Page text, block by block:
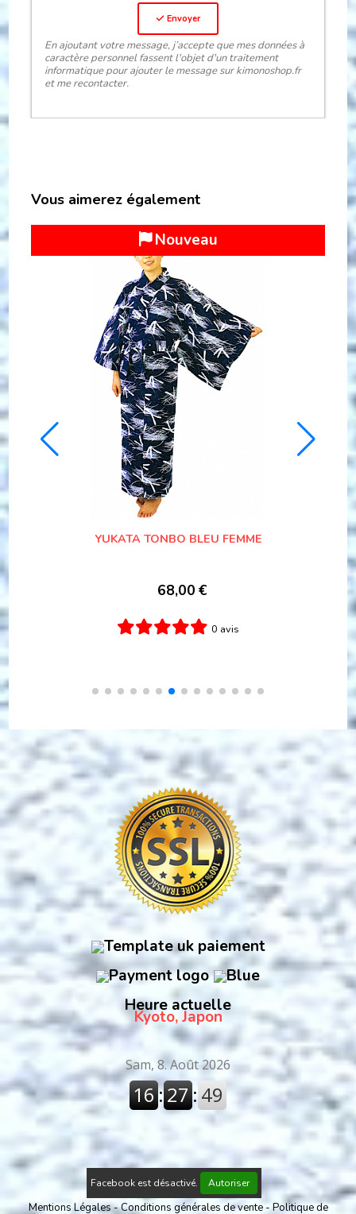
Envoyer
En ajoutant votre message, j’accepte que mes données à
caractère personnel fassent l'objet d'un traitement
informatique pour ajouter le message sur kimonoshop.fr
et me recontacter.
Vous aimerez également
YUKATA FEMME TATESHIMA SAKURA COTON
59,00€ 79,00
0 avis
Bon plan
Heure actuelle
Kyoto, Japon
Facebook est désactivé. Autoriser
Mentions Légales Conditions générales de vente
Politique de